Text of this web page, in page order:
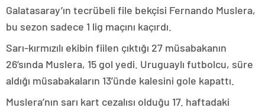
Galatasaray’ın tecrübeli file bekçisi Fernando Muslera,
bu sezon sadece 1 lig maçını kaçırdı.
Sarı-kırmızılı ekibin fiilen çıktığı 27 müsabakanın
26’sında Muslera, 15 gol yedi. Uruguaylı futbolcu, süre
aldığı müsabakaların 13’ünde kalesini gole kapattı.
Muslera’nın sarı kart cezalısı olduğu 17. haftadaki